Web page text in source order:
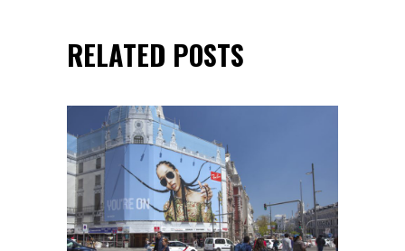
RELATED POSTS